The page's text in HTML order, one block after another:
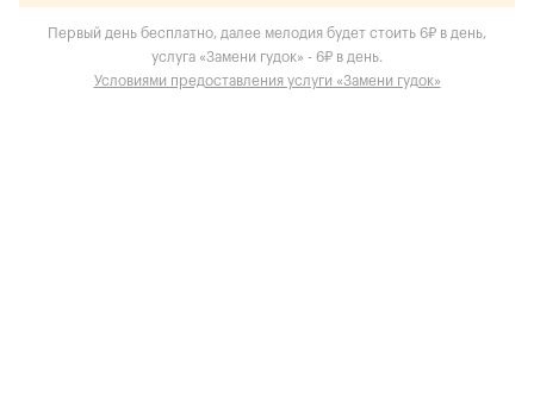
Первый день бесплатно, далее мелодия будет стоить 6₽ в день,
услуга «Замени гудок» - 6₽ в день.
Условиями предоставления услуги «Замени гудок»